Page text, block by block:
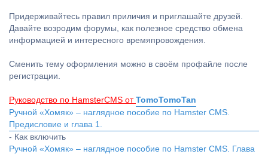
Придерживайтесь правил приличия и приглашайте друзей.
Давайте возродим форумы, как полезное средство обмена
информацией и интересного времяпровождения.
Сменить тему оформления можно в своём профайле после
регистрации.
Руководство по HamsterCMS от TomoTomoTan
Ручной «Хомяк» – наглядное пособие по Hamster CMS.
Предисловие и глава 1.
- Как включить
Ручной «Хомяк» – наглядное пособие по Hamster CMS. Глава